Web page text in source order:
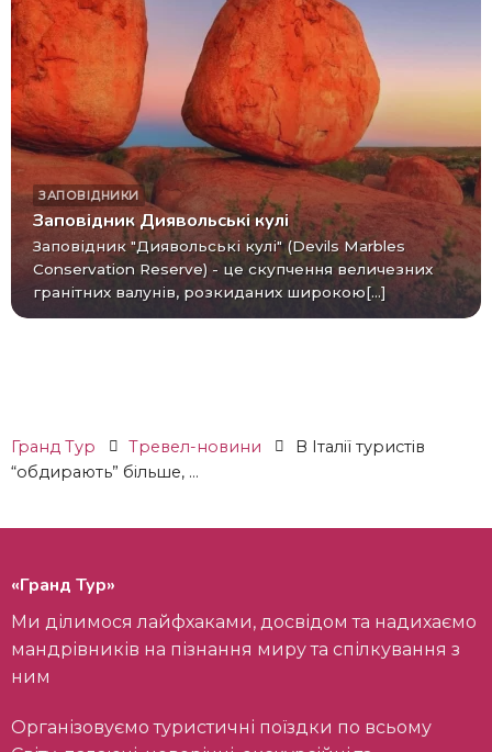
ЗАПОВІДНИКИ
Заповідник Диявольські кулі
Заповідник "Диявольські кулі" (Devils Marbles
Conservation Reserve) - це скупчення величезних
гранітних валунів, розкиданих широкою[...]
Гранд Тур Тревел-новини
В Італії туристів
“обдирають” більше, ...
«Гранд Тур»
Ми ділимося лайфхаками, досвідом та надихаємо
мандрівників на пізнання миру та спілкування з
ним
Організовуємо туристичні поїздки по всьому